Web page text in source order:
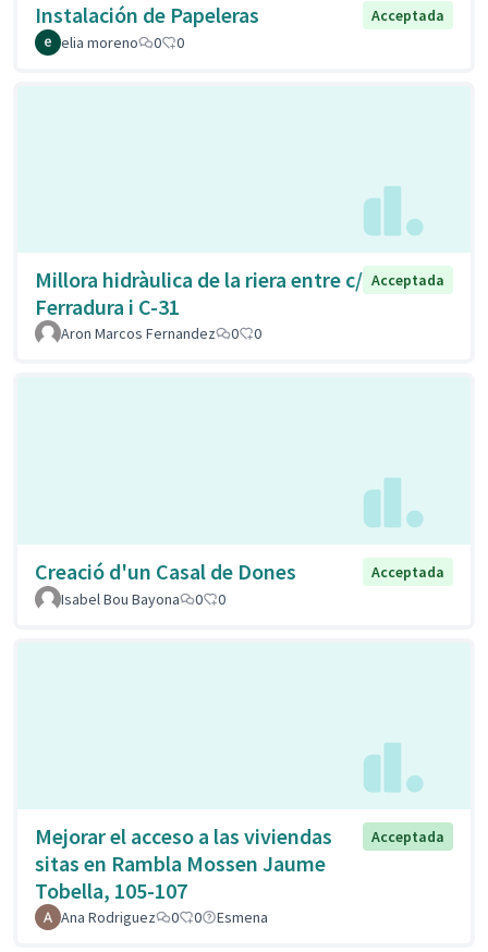
Instalación de Papeleras
Acceptada
elia moreno
0 0
Millora hidràulica de la riera entre c/
Ferradura i C-31
Acceptada
Aron Marcos Fernandez 0 0
Creació d'un Casal de Dones
Acceptada
Isabel Bou Bayona
0 0
Mejorar el acceso a las viviendas
sitas en Rambla Mossen Jaume
Tobella, 105-107
Acceptada
Ana Rodriguez 0 0 Esmena